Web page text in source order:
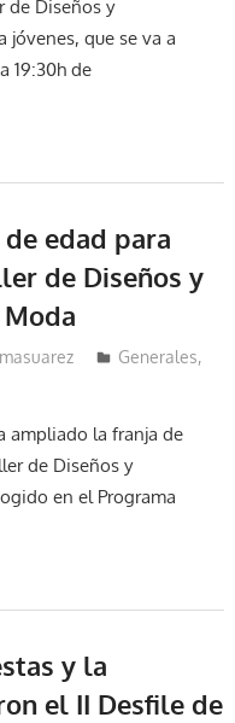
de Diseños y
jóvenes, que se va a
19:30h de
edad para
de Diseños y
Generales,
ampliado la franja de
de Diseños y
en el Programa
y la
el II Desfile de